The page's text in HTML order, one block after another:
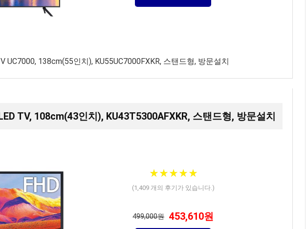
UC7000, 138cm(55인치), KU55UC7000FXKR, 스탠드형, 방문설치
TV, 108cm(43인치), KU43T5300AFXKR, 스탠드형, 방문설치
★★★★★
★★★★★
(1,409개의 후기가 있습니다.)
499,000원 453,610원